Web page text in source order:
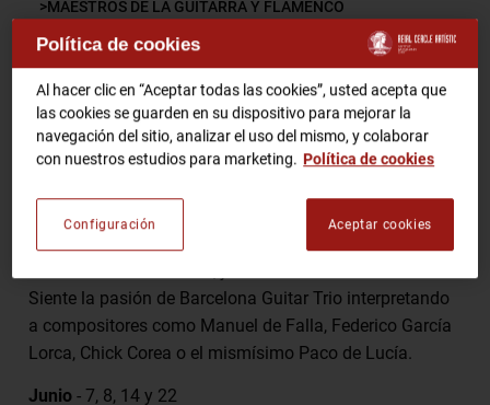
RCA TV
Gastronomic Experience 360º
Entradas Eventos
MAESTROS DE LA GUITARRA Y FLAMENCO
Comparte
tres guitarristas de gran prestigio internacional –
ofrecen un emocionante Homenaje a Paco de Lucía en
Siente la pasión de Barcelona Guitar Trio interpretando
a compositores como Manuel de Falla, Federico García
Lorca, Chick Corea o el mismísimo Paco de Lucía.
Junio - 7, 8, 14 y 22
Política de cookies
Al hacer clic en “Aceptar todas las cookies”, usted acepta que
las cookies se guarden en su dispositivo para mejorar la
navegación del sitio, analizar el uso del mismo, y colaborar
con nuestros estudios para marketing. Política de cookies
Aceptar cookies
Configuración